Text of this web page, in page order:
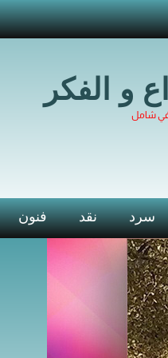
و الفكر
شامل
سرد نقد فنون